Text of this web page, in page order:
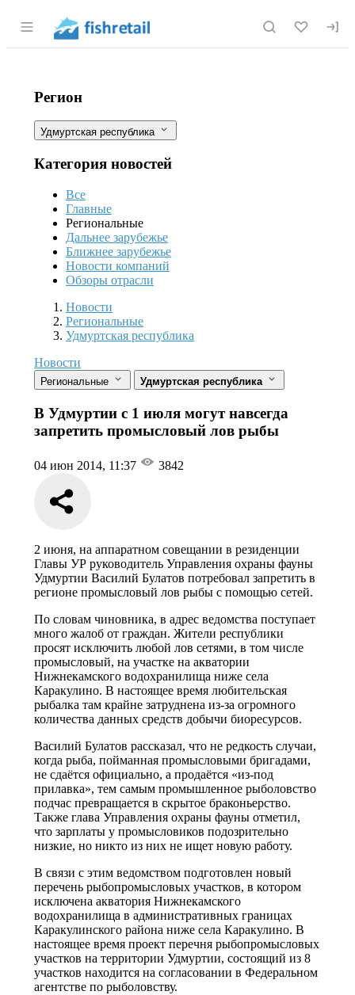
Раздел навигации по сайту fishretail.ru
В Удмуртии с 1 июля могут
Фильтры
Регион
Удмуртская республика
Категория новостей
Все
Главные
Региональные
Дальнее зарубежье
Ближнее зарубежье
Новости компаний
Обзоры отрасли
Новости
Разделы
Новости
Региональные
Удмуртская республика
Новости
Региональные Удмуртская республика
В Удмуртии с 1 июля могут навсегда
запретить промысловый лов рыбы
04 июн 2014, 11:37 3842
2 июня, на аппаратном совещании в резиденции
Главы УР руководитель Управления охраны фауны
Удмуртии Василий Булатов потребовал запретить в
регионе промысловый лов рыбы с помощью сетей.
По словам чиновника, в адрес ведомства поступает
много жалоб от граждан. Жители республики
просят исключить любой лов сетями, в том числе
промысловый, на участке на акватории
Нижнекамского водохранилища ниже села
Каракулино. В настоящее время любительская
рыбалка там крайне затруднена из-за огромного
количества данных средств добычи биоресурсов.
Василий Булатов рассказал, что не редкость случаи,
когда рыба, пойманная промысловыми бригадами,
не сдаётся официально, а продаётся «из-под
прилавка», тем самым промышленное рыболовство
подчас превращается в скрытое браконьерство.
Также глава Управления охраны фауны отметил,
что зарплаты у промысловиков подозрительно
низкие, но никто из них не ищет новую работу.
В связи с этим ведомством подготовлен новый
перечень рыбопромысловых участков, в котором
исключена акватория Нижнекамского
водохранилища в административных границах
Каракулинского района ниже села Каракулино. В
настоящее время проект перечня рыбопромысловых
участков на территории Удмуртии, состоящий из 8
участков находится на согласовании в Федеральном
агентстве по рыболовству.